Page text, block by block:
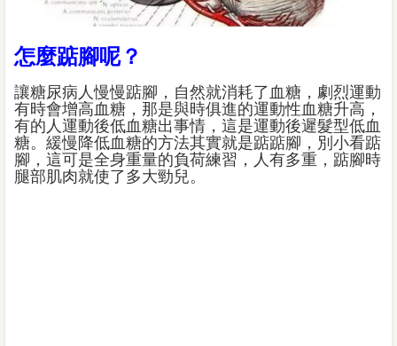
怎麼踮腳呢？
讓糖尿病人慢慢踮腳，自然就消耗了血糖，劇烈運動
有時會增高血糖，那是與時俱進的運動性血糖升高，
有的人運動後低血糖出事情，這是運動後遲髮型低血
糖。緩慢降低血糖的方法其實就是踮踮腳，別小看踮
腳，這可是全身重量的負荷練習，人有多重，踮腳時
腿部肌肉就使了多大勁兒。